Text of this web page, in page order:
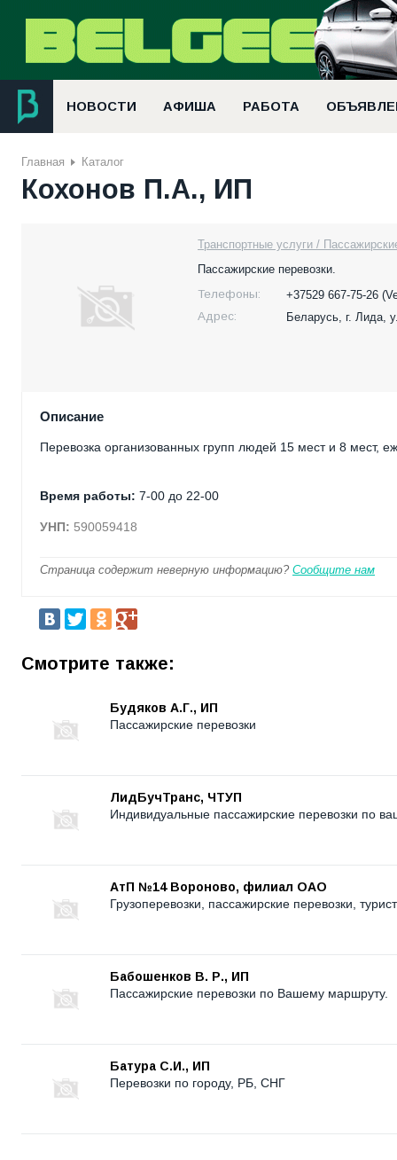
НОВОСТИ АФИША РАБОТА
Главная Каталог
Кохонов П.А., ИП
Транспортные услуги /
Пассажирские перевозки.
Телефоны:
+37529 667-75-26
Адрес:
Беларусь, г. Лида,
Описание
Перевозка организованных групп людей 15 мест и 8 мест,
Время работы: 7-00 до 22-00
УНП: 590059418
Страница содержит неверную информацию? Сообщите нам
Смотрите также:
Будяков А.Г., ИП
Пассажирские перевозки
ЛидБучТранс, ЧТУП
Индивидуальные пассажирские перевозки по
АтП №14 Вороново, филиал ОАО
Грузоперевозки, пассажирские перевозки,
Бабошенков В. Р., ИП
Пассажирские перевозки по Вашему маршруту.
Батура С.И., ИП
Перевозки по городу, РБ, СНГ